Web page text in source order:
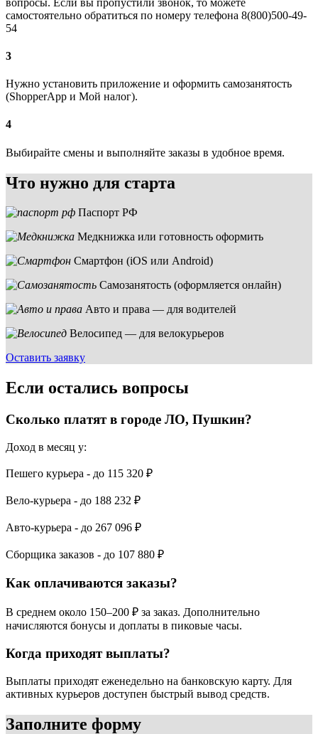
самостоятельно обратиться по номеру телефона 8(800)500-49-
54
3
Нужно установить приложение и оформить самозанятость
(ShopperApp и Мой налог).
4
Выбирайте смены и выполняйте заказы в удобное время.
Что нужно для старта
Паспорт РФ
Медкнижка или готовность оформить
Смартфон (iOS или Android)
Самозанятость (оформляется онлайн)
Авто и права — для водителей
Велосипед — для велокурьеров
Оставить заявку
Если остались вопросы
Сколько платят в городе ЛО, Пушкин?
Доход в месяц у:
Пешего курьера - до 115 320 ₽
Вело-курьера - до 188 232 ₽
Авто-курьера - до 267 096 ₽
Сборщика заказов - до 107 880 ₽
Как оплачиваются заказы?
В среднем около 150–200 ₽ за заказ. Дополнительно
начисляются бонусы и доплаты в пиковые часы.
Когда приходят выплаты?
Выплаты приходят еженедельно на банковскую карту. Для
активных курьеров доступен быстрый вывод средств.
Заполните форму